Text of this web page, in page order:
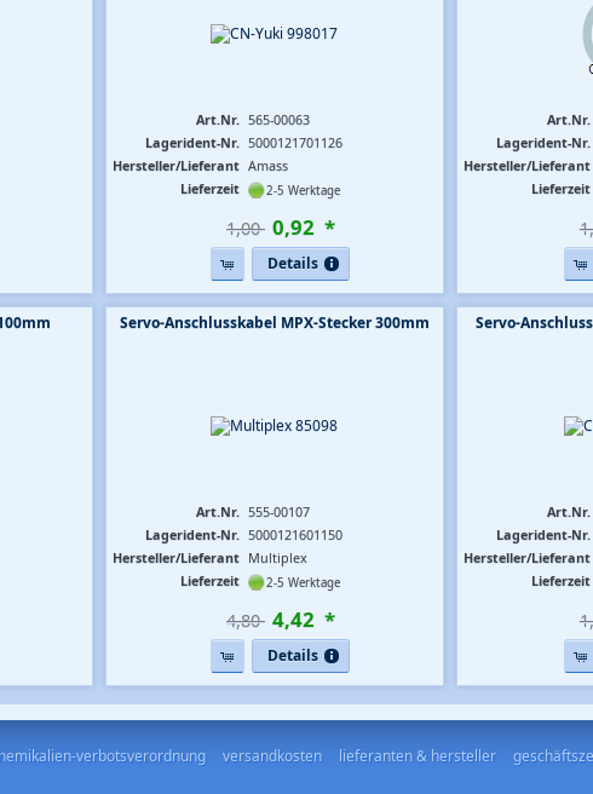
Art.Nr. 565-00063
Lagerident-Nr. 5000121701126
Hersteller/Lieferant Amass
Lieferzeit
2-5 Werktage
1,00  0,92 *
Details
Art.Nr.
Lagerident-Nr.
Hersteller/Lieferant
Lieferzeit
Servo-Anschlusskabel MPX-Stecker 300mm
Art.Nr. 555-00107
Lagerident-Nr. 5000121601150
Hersteller/Lieferant Multiplex
Lieferzeit
2-5 Werktage
4,80  4,42 *
Details
Servo-
Art.Nr.
Lagerident-Nr.
Hersteller/Lieferant
Lieferzeit
verbotsverordnung versandkosten lieferanten & hersteller